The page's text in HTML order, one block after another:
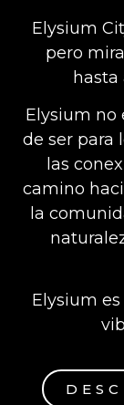
Elysium
pero
hasta
Elysium no
de ser para
las
camino
la
Elysium